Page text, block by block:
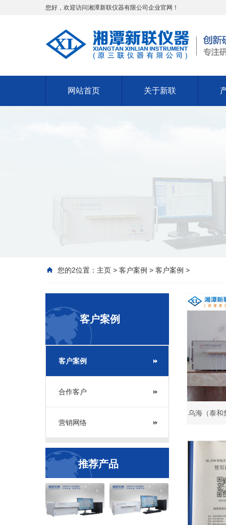
您好，欢迎访问湘潭新联仪器有限公司企业官网！
网站首页 关于新联
您的2位置： 主页 > 客户案例 > 客户案例 >
客户案例
客户案例
合作客户
营销网络
推荐产品
乌海（泰和